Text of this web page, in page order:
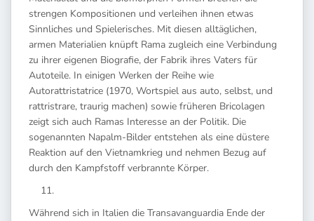
strengen Kompositionen und verleihen ihnen etwas
Sinnliches und Spielerisches. Mit diesen alltäglichen,
armen Materialien knüpft Rama zugleich eine Verbindung
zu ihrer eigenen Biografie, der Fabrik ihres Vaters für
Autoteile. In einigen Werken der Reihe wie
Autorattristatrice (1970, Wortspiel aus auto, selbst, und
rattristrare, traurig machen) sowie früheren Bricolagen
zeigt sich auch Ramas Interesse an der Politik. Die
sogenannten Napalm-Bilder entstehen als eine düstere
Reaktion auf den Vietnamkrieg und nehmen Bezug auf
durch den Kampfstoff verbrannte Körper.
Während sich in Italien die Transavanguardia Ende der